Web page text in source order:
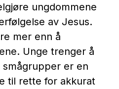
ungdommene
av Jesus.
mer enn å
Unge trenger å
er en
til rette for akkurat